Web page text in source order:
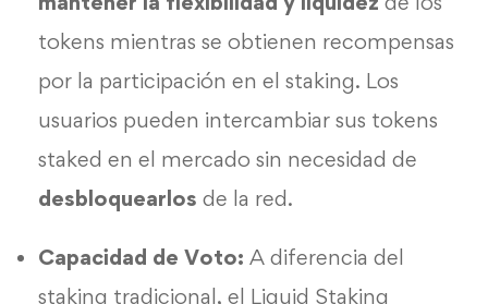
tokens mientras se obtienen recompensas
por la participación en el staking. Los
usuarios pueden intercambiar sus tokens
staked en el mercado sin necesidad de
desbloquearlos de la red.
Capacidad de Voto: A diferencia del
staking tradicional, el Liquid Staking